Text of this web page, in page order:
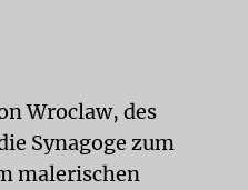
Wroclaw, des
Synagoge zum
malerischen